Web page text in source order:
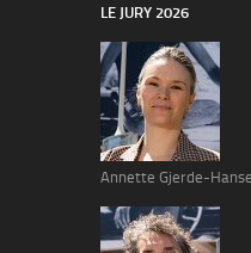
LE JURY 2026
Annette Gjerde-